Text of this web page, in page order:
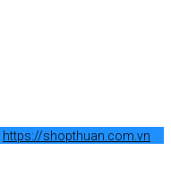
https://shopthuan.com.vn